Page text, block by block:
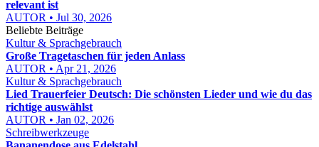
relevant ist
AUTOR • Jul 30, 2026
Beliebte Beiträge
Kultur & Sprachgebrauch
Große Tragetaschen für jeden Anlass
AUTOR • Apr 21, 2026
Kultur & Sprachgebrauch
Lied Trauerfeier Deutsch: Die schönsten Lieder und wie du das
richtige auswählst
AUTOR • Jan 02, 2026
Schreibwerkzeuge